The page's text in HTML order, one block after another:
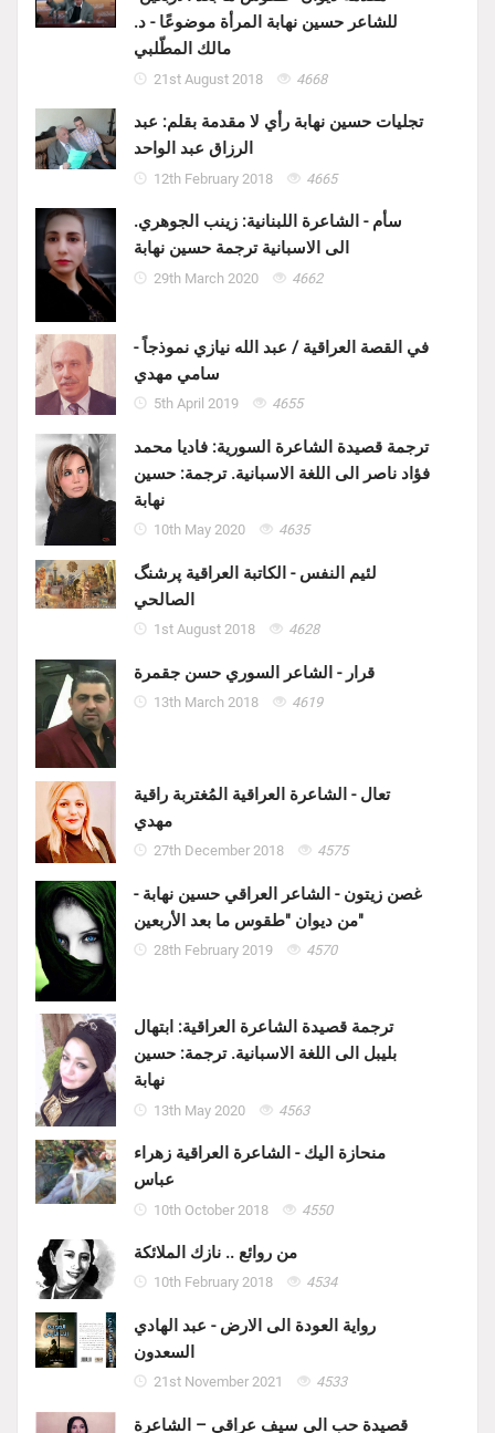
للشاعر حسين نهابة المرأة موضوعًا - د.
مالك المطّلبي
21st August 2018 4668
تجليات حسين نهابة رأي لا مقدمة بقلم: عبد
الرزاق عبد الواحد
12th February 2018 4665
سأم - الشاعرة اللبنانية: زينب الجوهري.
الى الاسبانية ترجمة حسين نهابة
29th March 2020 4662
في القصة العراقية / عبد الله نيازي نموذجاً -
سامي مهدي
5th April 2019 4655
ترجمة قصيدة الشاعرة السورية: فاديا محمد
فؤاد ناصر الى اللغة الاسبانية. ترجمة: حسين
نهابة
10th May 2020 4635
لئيم النفس - الكاتبة العراقية پرشنگ
الصالحي
1st August 2018 4628
قرار - الشاعر السوري حسن جقمرة
13th March 2018 4619
تعال - الشاعرة العراقية المُغتربة راقية
مهدي
27th December 2018 4575
غصن زيتون - الشاعر العراقي حسين نهابة -
من ديوان "طقوس ما بعد الأربعين"
28th February 2019 4570
ترجمة قصيدة الشاعرة العراقية: ابتهال
بليبل الى اللغة الاسبانية. ترجمة: حسين
نهابة
13th May 2020 4563
منحازة اليك - الشاعرة العراقية زهراء
عباس
10th October 2018 4550
من روائع .. نازك الملائكة
10th February 2018 4534
رواية العودة الى الارض - عبد الهادي
السعدون
21st November 2021 4533
قصيدة حب الى سيف عراقي – الشاعرة